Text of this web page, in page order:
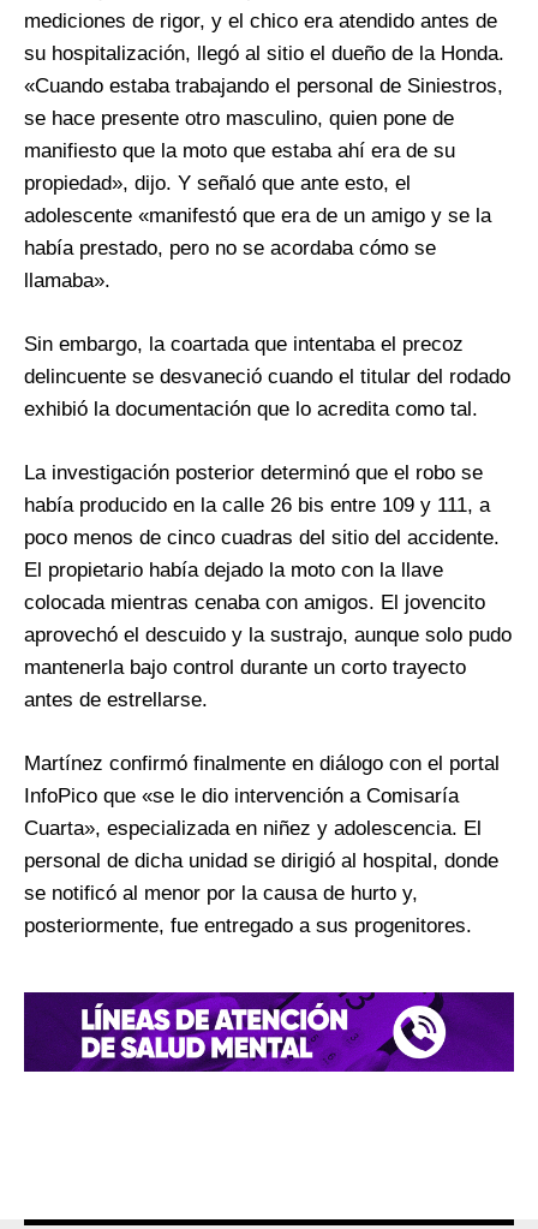
mediciones de rigor, y el chico era atendido antes de
su hospitalización, llegó al sitio el dueño de la Honda.
«Cuando estaba trabajando el personal de Siniestros,
se hace presente otro masculino, quien pone de
manifiesto que la moto que estaba ahí era de su
propiedad», dijo. Y señaló que ante esto, el
adolescente «manifestó que era de un amigo y se la
había prestado, pero no se acordaba cómo se
llamaba».
Sin embargo, la coartada que intentaba el precoz
delincuente se desvaneció cuando el titular del rodado
exhibió la documentación que lo acredita como tal.
La investigación posterior determinó que el robo se
había producido en la calle 26 bis entre 109 y 111, a
poco menos de cinco cuadras del sitio del accidente.
El propietario había dejado la moto con la llave
colocada mientras cenaba con amigos. El jovencito
aprovechó el descuido y la sustrajo, aunque solo pudo
mantenerla bajo control durante un corto trayecto
antes de estrellarse.
Martínez confirmó finalmente en diálogo con el portal
InfoPico que «se le dio intervención a Comisaría
Cuarta», especializada en niñez y adolescencia. El
personal de dicha unidad se dirigió al hospital, donde
se notificó al menor por la causa de hurto y,
posteriormente, fue entregado a sus progenitores.